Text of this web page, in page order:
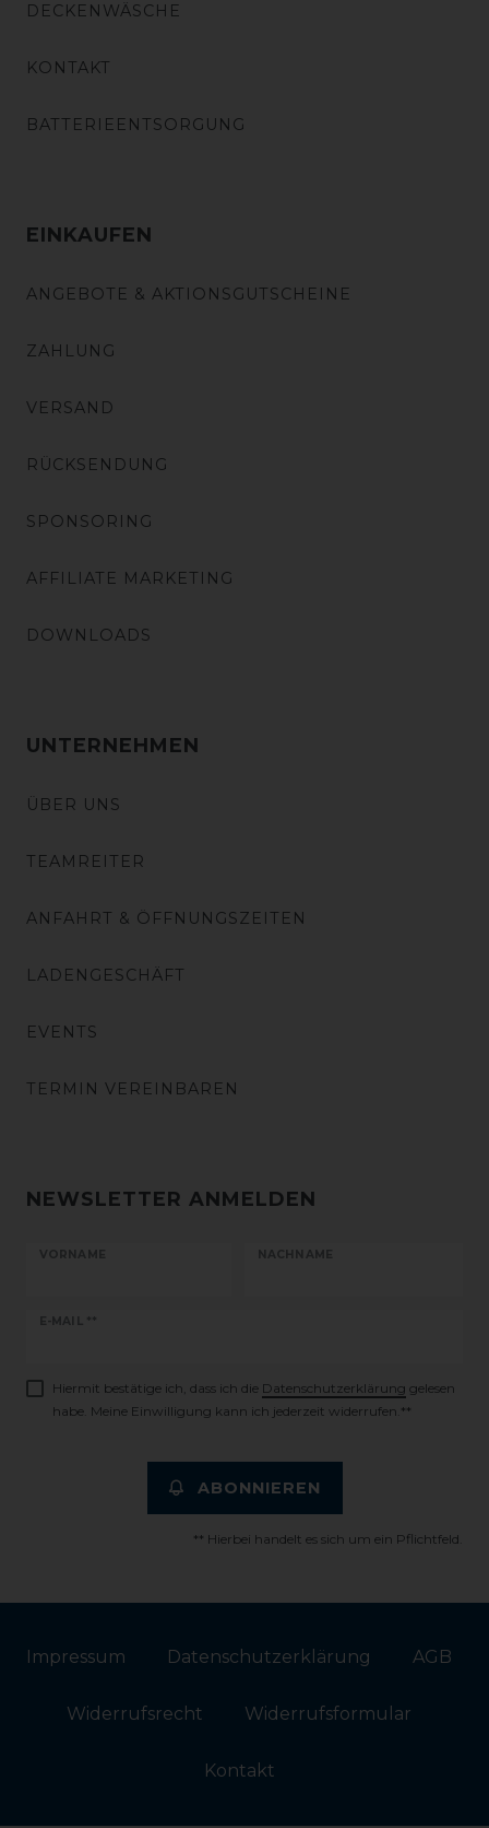
DECKENWÄSCHE
KONTAKT
BATTERIEENTSORGUNG
EINKAUFEN
ANGEBOTE & AKTIONSGUTSCHEINE
ZAHLUNG
VERSAND
RÜCKSENDUNG
SPONSORING
AFFILIATE MARKETING
DOWNLOADS
UNTERNEHMEN
ÜBER UNS
TEAMREITER
ANFAHRT & ÖFFNUNGSZEITEN
LADENGESCHÄFT
EVENTS
TERMIN VEREINBAREN
NEWSLETTER ANMELDEN
VORNAME NACHNAME
E-MAIL **
Newsletter
Hiermit bestätige ich, dass ich die Daten­schutz­erklärung gelesen
habe. Meine Einwilligung kann ich jederzeit widerrufen.**
ABONNIEREN
** Hierbei handelt es sich um ein Pflichtfeld.
Impressum Daten­schutz­erklärung AGB
Widerrufs­recht Widerrufs­formular
Kontakt